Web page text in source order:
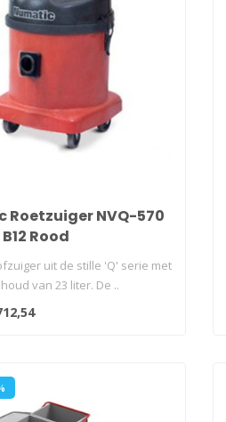
Roetzuiger NVQ-570
Rood
uit de stille 'Q' serie met
van 23 liter. De ..